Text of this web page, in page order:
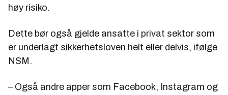
høy risiko.
Dette bør også gjelde ansatte i privat sektor som
er underlagt sikkerhetsloven helt eller delvis, ifølge
NSM.
– Også andre apper som Facebook, Instagram og